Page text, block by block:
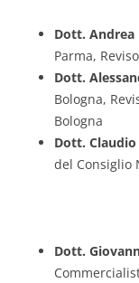
Dott. Andrea
Parma,
Dott.
Bologna,
Bologna
Dott.
del Consiglio
Dott.